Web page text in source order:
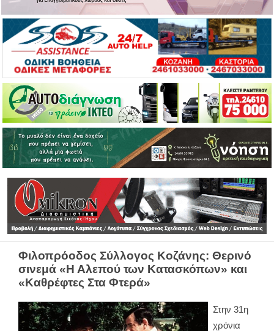
Φιλοπρόοδος Σύλλογος Κοζάνης: Θερινό
σινεμά «Η Αλεπού των Κατασκόπων» και
«Καθρέφτες Στα Φτερά»
Στην 31η
χρόνια